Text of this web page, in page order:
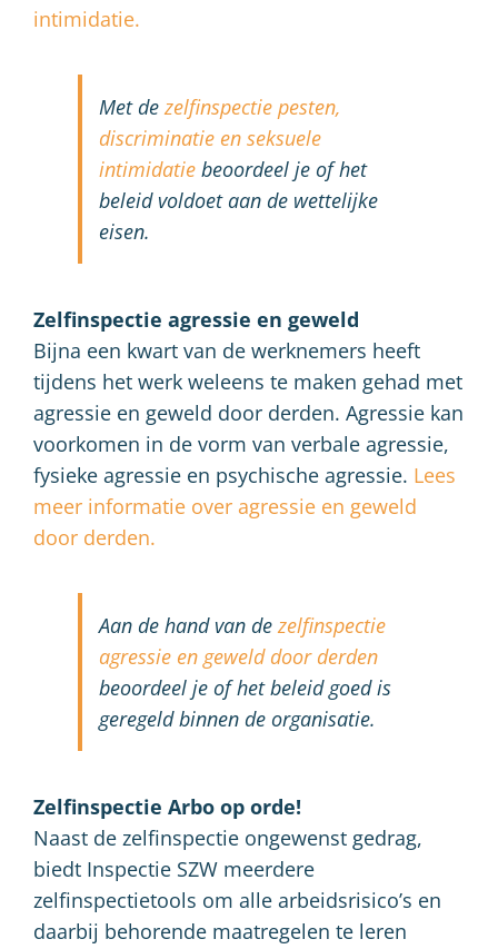
intimidatie.
Met de zelfinspectie pesten,
discriminatie en seksuele
intimidatie beoordeel je of het
beleid voldoet aan de wettelijke
eisen.
Zelfinspectie agressie en geweld
Bijna een kwart van de werknemers heeft
tijdens het werk weleens te maken gehad met
agressie en geweld door derden. Agressie kan
voorkomen in de vorm van verbale agressie,
fysieke agressie en psychische agressie. Lees
meer informatie over agressie en geweld
door derden.
Aan de hand van de zelfinspectie
agressie en geweld door derden
beoordeel je of het beleid goed is
geregeld binnen de organisatie.
Zelfinspectie Arbo op orde!
Naast de zelfinspectie ongewenst gedrag,
biedt Inspectie SZW meerdere
zelfinspectietools om alle arbeidsrisico’s en
daarbij behorende maatregelen te leren